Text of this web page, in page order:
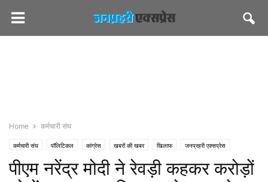
Home कर्मचारी संघ
कर्मचारी संघ पॉलिटिकल कांग्रेस खबरों की खबर खिलाफ जनप्रहरी एक्सप्रेस
जनप्रहरी लेटेस्ट जयपुर पीएमओ इंडिया भाजपा
पीएम नरेंद्र मोदी ने रेवड़ी कहकर करोड़ों